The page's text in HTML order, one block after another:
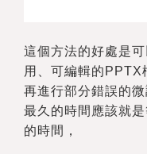
這個方法的好處是
用、可編輯的PPTX
再進行部分錯誤的微
最久的時間應該就
的時間，